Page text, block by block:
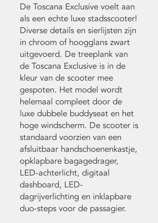
De Toscana Exclusive voelt aan
als een echte luxe stadsscooter!
Diverse details en sierlijsten zijn
in chroom of hoogglans zwart
uitgevoerd. De treeplank van
de Toscana Exclusive is in de
kleur van de scooter mee
gespoten. Het model wordt
helemaal compleet door de
luxe dubbele buddyseat en het
hoge windscherm. De scooter is
standaard voorzien van een
afsluitbaar handschoenenkastje,
opklapbare bagagedrager,
LED-achterlicht, digitaal
dashboard, LED-
dagrijverlichting en inklapbare
duo-steps voor de passagier.